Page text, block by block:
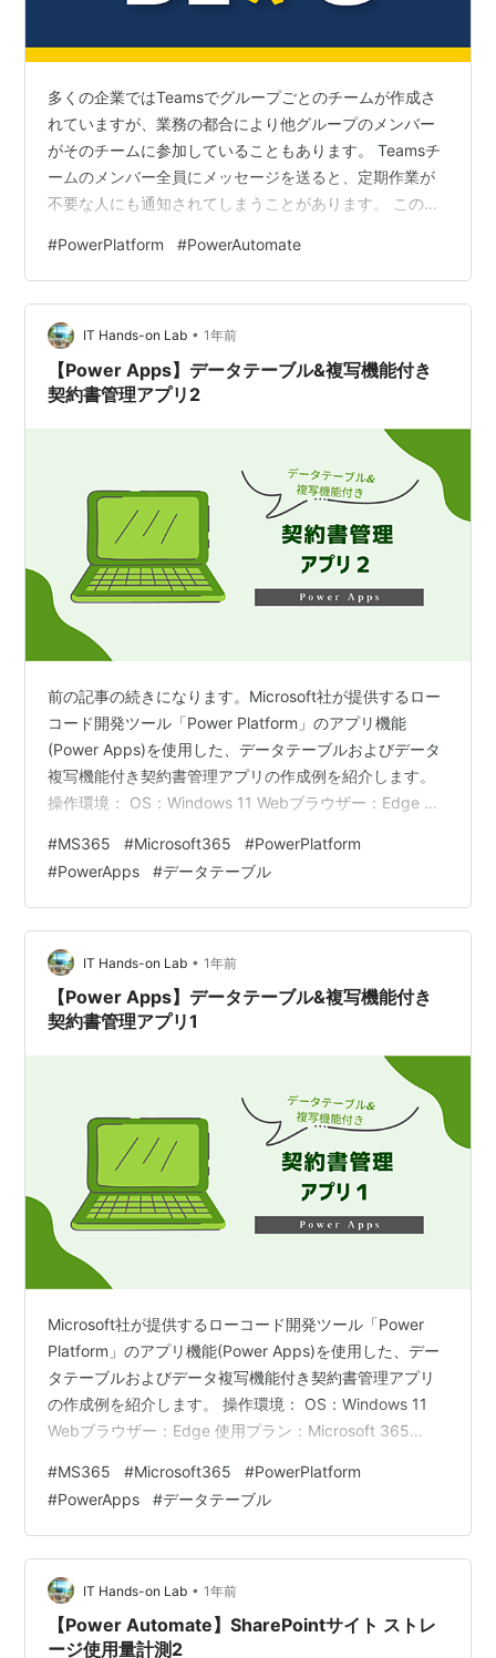
多くの企業ではTeamsでグループごとのチームが作成さ
れていますが、業務の都合により他グループのメンバー
がそのチームに参加していることもあります。 Teamsチ
ームのメンバー全員にメッセージを送ると、定期作業が
不要な人にも通知されてしまうことがあります。 この記
の部下の取得 (V2)」アクションの活用方法を紹介しま
す。 本記事での前提 「直属の部下の取得 (V2)」アクショ
ンとは 同グループのメンバーのみにメッセージを送る フ
ロー全体像 部下の情報を取得 取得したユーザー個人に対
してメッセージを送信 実際の動作 「直属の部下の取得
(V2)」ア…
#PowerPlatform #PowerAutomate
IT Hands-on Lab • 1年前
【Power Apps】データテーブル&複写機能付き
契約書管理アプリ2
前の記事の続きになります。Microsoft社が提供するロー
コード開発ツール「Power Platform」のアプリ機能
(Power Apps)を使用した、データテーブルおよびデータ
複写機能付き契約書管理アプリの作成例を紹介します。
操作環境： OS：Windows 11 Webブラウザー：Edge 使
装:一覧画面 部品の削除・追加 検索条件項目の設定 検索
結果項目の設定 アプリ実装:詳細画面 画面タイトル・ア
イコン設定 詳細フォーム・非表示項目の設定 項目追加・
レイアウト調整 部品の追加・設定 アプリ実装:編集画…
#MS365 #Microsoft365 #PowerPlatform
#PowerApps #データテーブル
IT Hands-on Lab • 1年前
【Power Apps】データテーブル&複写機能付き
契約書管理アプリ1
Microsoft社が提供するローコード開発ツール「Power
Platform」のアプリ機能(Power Apps)を使用した、デー
タテーブルおよびデータ複写機能付き契約書管理アプリ
の作成例を紹介します。 操作環境： OS：Windows 11
Webブラウザー：Edge 使用プラン：Microsoft 365
リの完成イメージ SharePointリスト用意 ギャラリーアプ
リ作成 アプリ実装:基本部分 要件・処理の流れ・項目の
整理 この例では、以下のような要件にもとづき、アプリ
を実装します。 データはSharePointリ…
#MS365 #Microsoft365 #PowerPlatform
#PowerApps #データテーブル
IT Hands-on Lab • 1年前
【Power Automate】SharePointサイト ストレ
ージ使用量計測2